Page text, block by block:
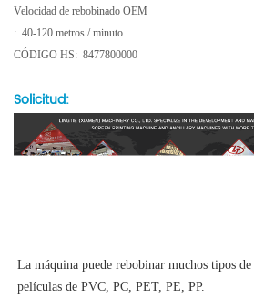
Velocidad de rebobinado OEM
: 40-120 metros / minuto
CÓDIGO HS: 8477800000
Solicitud:
La máquina puede rebobinar muchos tipos
películas de PVC, PC, PET, PE, PP.